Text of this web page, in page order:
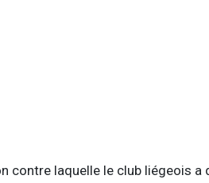
contre laquelle le club liégeois